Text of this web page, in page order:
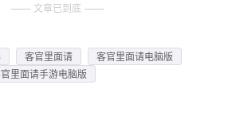
文章已到底
客官里面请
客官里面请电脑版
里面请手游电脑版